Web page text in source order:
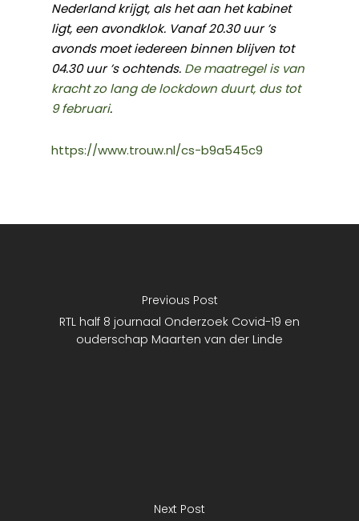
Nederland krijgt, als het aan het kabinet
ligt, een avondklok. Vanaf 20.30 uur ’s
avonds moet iedereen binnen blijven tot
04.30 uur ’s ochtends. De maatregel is van
kracht zo lang de lockdown duurt, dus tot
9 februari.
https://www.trouw.nl/cs-b9a545c9
Previous Post
RTL half 8 journaal Onderzoek Covid-19 en
ouderschap Maarten van der Linde
Next Post